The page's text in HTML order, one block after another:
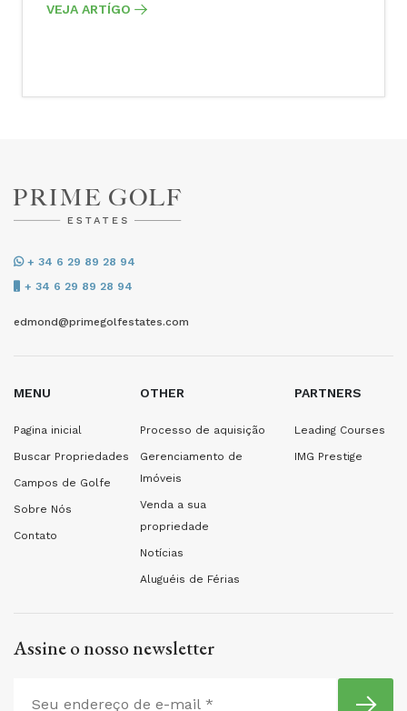
VEJA ARTÍGO
+ 34 6 29 89 28 94
+ 34 6 29 89 28 94
edmond@primegolfestates.com
MENU
Pagina inicial
Buscar Propriedades
Campos de Golfe
Sobre Nós
Contato
OTHER
Processo de aquisição
Gerenciamento de
Imóveis
Venda a sua
propriedade
Notícias
Aluguéis de Férias
PARTNERS
Leading Courses
IMG Prestige
Assine o nosso newsletter